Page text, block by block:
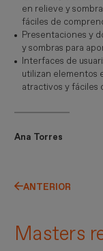
en relieve y
fáciles de
Presentaciones y
y sombras para
Interfaces de
utilizan elementos
atractivos y fáciles
Ana Torres
ANTERIOR
Masters